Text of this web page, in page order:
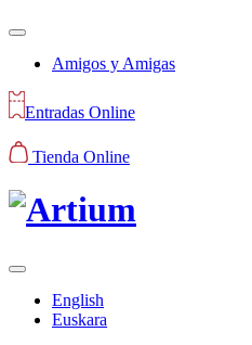
Amigos y Amigas
Entradas Online
Tienda Online
English
Euskara